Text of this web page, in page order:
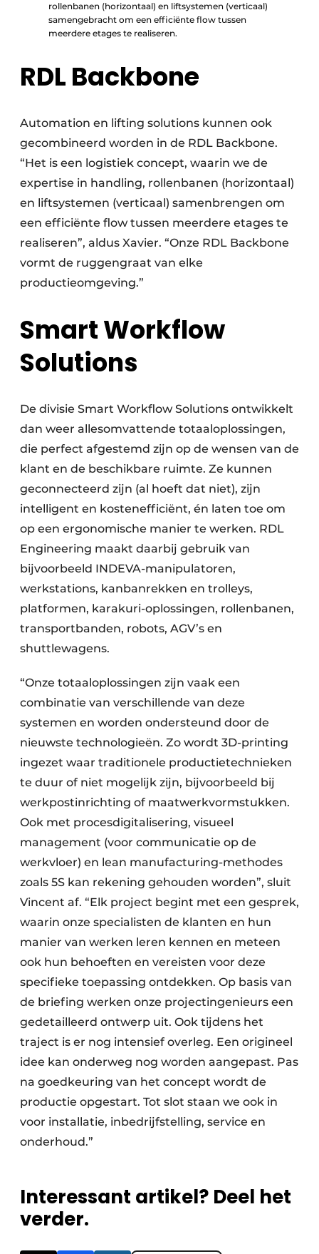
rollenbanen (horizontaal) en liftsystemen (verticaal)
samengebracht om een efficiënte flow tussen
meerdere etages te realiseren.
RDL Backbone
Automation en lifting solutions kunnen ook
gecombineerd worden in de RDL Backbone.
“Het is een logistiek concept, waarin we de
expertise in handling, rollenbanen (horizontaal)
en liftsystemen (verticaal) samenbrengen om
een efficiënte flow tussen meerdere etages te
realiseren”, aldus Xavier. “Onze RDL Backbone
vormt de ruggengraat van elke
productieomgeving.”
Smart Workflow
Solutions
De divisie Smart Workflow Solutions ontwikkelt
dan weer allesomvattende totaaloplossingen,
die perfect afgestemd zijn op de wensen van de
klant en de beschikbare ruimte. Ze kunnen
geconnecteerd zijn (al hoeft dat niet), zijn
intelligent en kostenefficiënt, én laten toe om
op een ergonomische manier te werken. RDL
Engineering maakt daarbij gebruik van
bijvoorbeeld INDEVA-manipulatoren,
werkstations, kanbanrekken en trolleys,
platformen, karakuri-oplossingen, rollenbanen,
transportbanden, robots, AGV’s en
shuttlewagens.
“Onze totaaloplossingen zijn vaak een
combinatie van verschillende van deze
systemen en worden ondersteund door de
nieuwste technologieën. Zo wordt 3D-printing
ingezet waar traditionele productietechnieken
te duur of niet mogelijk zijn, bijvoorbeeld bij
werkpostinrichting of maatwerkvormstukken.
Ook met procesdigitalisering, visueel
management (voor communicatie op de
werkvloer) en lean manufacturing-methodes
zoals 5S kan rekening gehouden worden”, sluit
Vincent af. “Elk project begint met een gesprek,
waarin onze specialisten de klanten en hun
manier van werken leren kennen en meteen
ook hun behoeften en vereisten voor deze
specifieke toepassing ontdekken. Op basis van
de briefing werken onze projectingenieurs een
gede­tailleerd ontwerp uit. Ook tijdens het
traject is er nog intensief overleg. Een origineel
idee kan onderweg nog worden aangepast. Pas
na goedkeuring van het concept wordt de
productie opgestart. Tot slot staan we ook in
voor installatie, inbedrijfstelling, service en
onderhoud.”
Interessant artikel? Deel het
verder.